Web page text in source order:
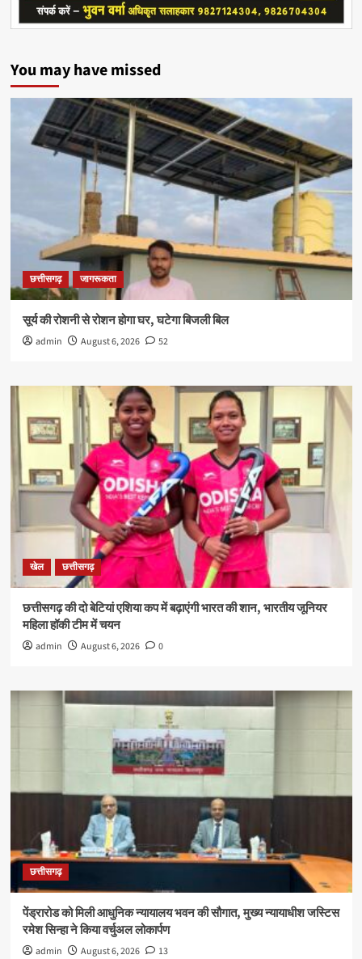
You may have missed
छत्तीसगढ़ जागरूकता
सूर्य की रोशनी से रोशन होगा घर, घटेगा बिजली बिल
admin August 6, 2026 52
खेल छत्तीसगढ़
छत्तीसगढ़ की दो बेटियां एशिया कप में बढ़ाएंगी भारत की शान, भारतीय जूनियर
महिला हॉकी टीम में चयन
admin August 6, 2026 0
छत्तीसगढ़
पेंड्रारोड को मिली आधुनिक न्यायालय भवन की सौगात, मुख्य न्यायाधीश जस्टिस
रमेश सिन्हा ने किया वर्चुअल लोकार्पण
admin August 6, 2026 13